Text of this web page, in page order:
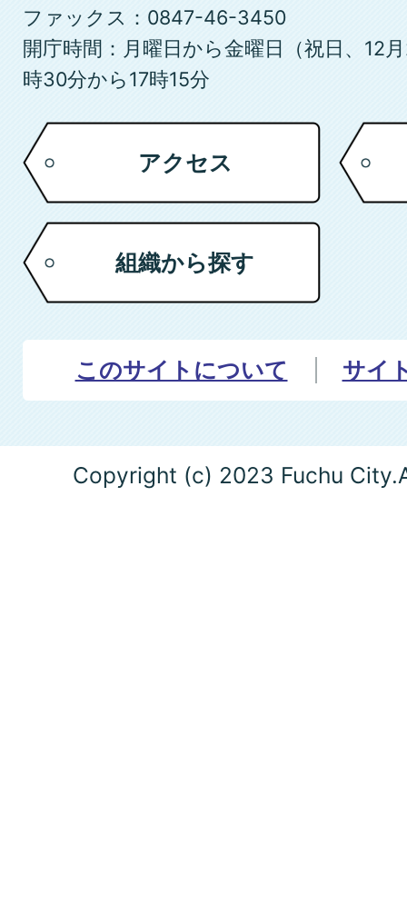
ファックス：0847-46-3450
開庁時間：月曜日から金曜日（祝日、12
時30分から17時15分
アクセス
組織から探す
このサイトについて サイ
Copyright (c) 2023 Fuchu